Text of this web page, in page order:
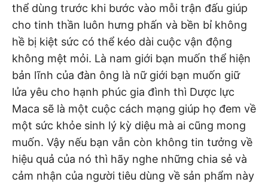
thể dùng trước khi bước vào mỗi trận đấu giúp
cho tinh thần luôn hưng phấn và bền bỉ không
hề bị kiệt sức có thể kéo dài cuộc vận động
không mệt mỏi. Là nam giới bạn muốn thể hiện
bản lĩnh của đàn ông là nữ giới bạn muốn giữ
lửa yêu cho hạnh phúc gia đình thì Dược lực
Maca sẽ là một cuộc cách mạng giúp họ đem về
một sức khỏe sinh lý kỳ diệu mà ai cũng mong
muốn. Vậy nếu bạn vẫn còn không tin tưởng về
hiệu quả của nó thì hãy nghe những chia sẻ và
cảm nhận của người tiêu dùng về sản phẩm này